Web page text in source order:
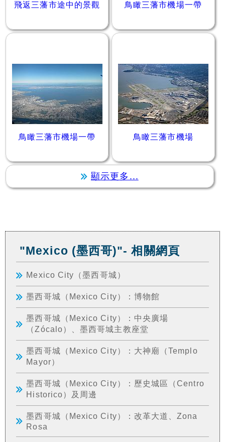
飛返三藩市途中的景觀 鳥瞰三藩市機場一帶
鳥瞰三藩市機場一帶 鳥瞰三藩市機場
顯示更多...
"Mexico (墨西哥)"- 相關網頁
Mexico City（墨西哥城）
墨西哥城（Mexico City）：博物館
墨西哥城（Mexico City）：中央廣場
（Zócalo）、墨西哥城主教座堂
墨西哥城（Mexico City）：大神廟（Templo
Mayor）
墨西哥城（Mexico City）：歷史城區（Centro
Historico）及周邊
墨西哥城（Mexico City）：改革大道、Zona
Rosa